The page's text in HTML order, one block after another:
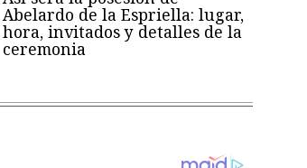
Abelardo de la Espriella: lugar,
hora, invitados y detalles de la
ceremonia